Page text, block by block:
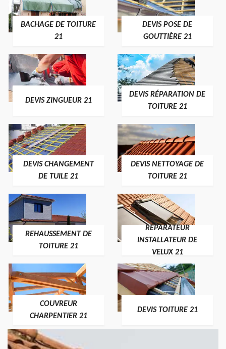
BACHAGE DE TOITURE
21
DEVIS POSE DE
GOUTTIÈRE 21
DEVIS ZINGUEUR 21
DEVIS RÉPARATION DE
TOITURE 21
DEVIS CHANGEMENT
DE TUILE 21
DEVIS NETTOYAGE DE
TOITURE 21
REHAUSSEMENT DE
TOITURE 21
RÉPARATEUR
INSTALLATEUR DE
VELUX 21
COUVREUR
CHARPENTIER 21
DEVIS TOITURE 21